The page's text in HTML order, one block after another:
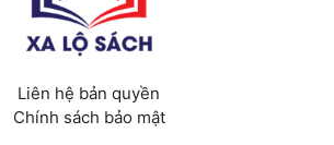
Liên hệ bản quyền
Chính sách bảo mật